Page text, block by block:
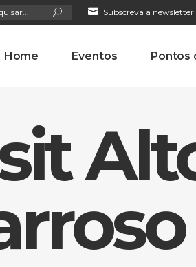
Subscreva a newsletter
Home Eventos Pontos